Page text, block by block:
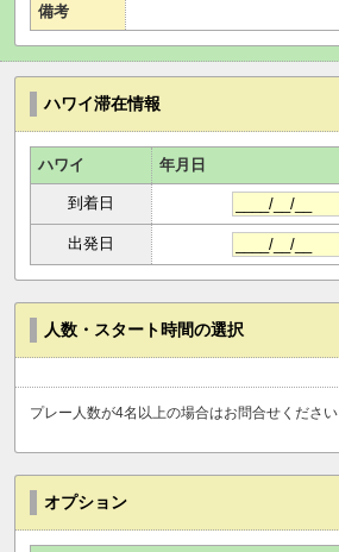
備考
ハワイ滞在情報
ハワイ 年月日
到着日
出発日
人数・スタート時間の選択
プレー人数が4名以上の場合はお問合せください
オプション